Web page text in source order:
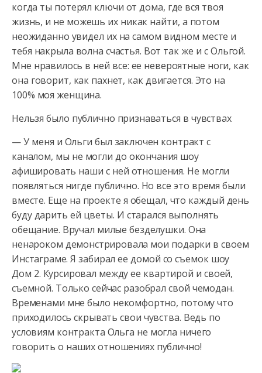
когда ты потерял ключи от дома, где вся твоя
жизнь, и не можешь их никак найти, а потом
неожиданно увидел их на самом видном месте и
тебя накрыла волна счастья. Вот так же и с Ольгой.
Мне нравилось в ней все: ее невероятные ноги, как
она говорит, как пахнет, как двигается. Это на
100% моя женщина.
Нельзя было публично признаваться в чувствах
— У меня и Ольги был заключен контракт с
каналом, мы не могли до окончания шоу
афишировать наши с ней отношения. Не могли
появляться нигде публично. Но все это время были
вместе. Еще на проекте я обещал, что каждый день
буду дарить ей цветы. И старался выполнять
обещание. Вручал милые безделушки. Она
ненароком демонстрировала мои подарки в своем
Инстаграме. Я забирал ее домой со съемок шоу
Дом 2. Курсировал между ее квартирой и своей,
съемной. Только сейчас разобрал свой чемодан.
Временами мне было некомфортно, потому что
приходилось скрывать свои чувства. Ведь по
условиям контракта Ольга не могла ничего
говорить о наших отношениях публично!